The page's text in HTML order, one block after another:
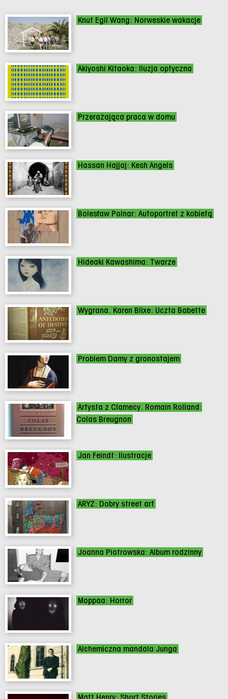
Knut Egil Wang: Norweskie wakacje
Akiyoshi Kitaoka: Iluzja optyczna
Przerażająca praca w domu
Hassan Hajjaj: Kesh Angels
Bolesław Polnar: Autoportret z kobietą
Hideaki Kawashima: Twarze
Wygrana. Karen Blixe: Uczta Babette
Problem Damy z gronostajem
Artysta z Clamecy. Romain Rolland:
Colas Breugnon
Jan Feindt: Ilustracje
ARYZ: Dobry street art
Joanna Piotrowska: Album rodzinny
Moppaa: Horror
Alchemiczna mandala Junga